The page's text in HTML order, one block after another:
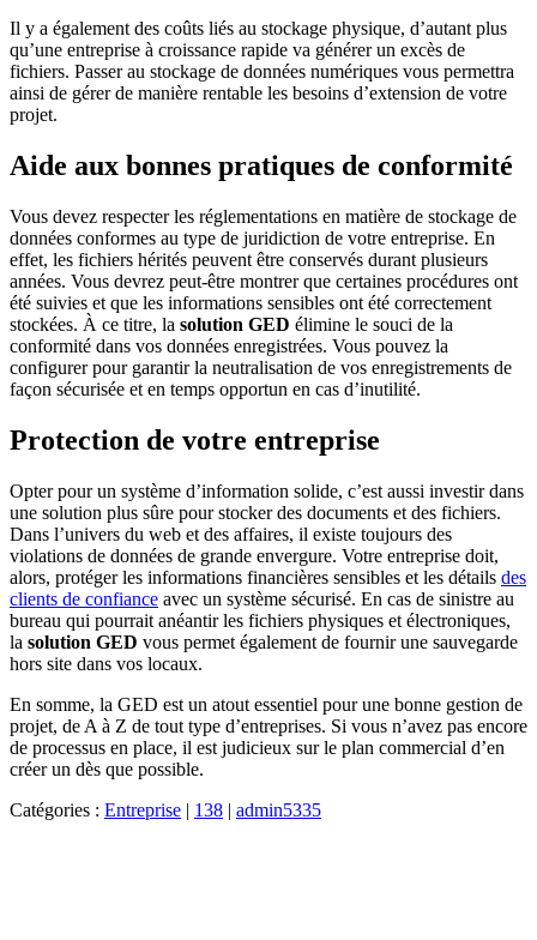
Il y a également des coûts liés au stockage physique, d’autant plus
qu’une entreprise à croissance rapide va générer un excès de
fichiers. Passer au stockage de données numériques vous permettra
ainsi de gérer de manière rentable les besoins d’extension de votre
projet.
Aide aux bonnes pratiques de conformité
Vous devez respecter les réglementations en matière de stockage de
données conformes au type de juridiction de votre entreprise. En
effet, les fichiers hérités peuvent être conservés durant plusieurs
années. Vous devrez peut-être montrer que certaines procédures ont
été suivies et que les informations sensibles ont été correctement
stockées. À ce titre, la solution GED élimine le souci de la
conformité dans vos données enregistrées. Vous pouvez la
configurer pour garantir la neutralisation de vos enregistrements de
façon sécurisée et en temps opportun en cas d’inutilité.
Protection de votre entreprise
Opter pour un système d’information solide, c’est aussi investir dans
une solution plus sûre pour stocker des documents et des fichiers.
Dans l’univers du web et des affaires, il existe toujours des
violations de données de grande envergure. Votre entreprise doit,
alors, protéger les informations financières sensibles et les détails des
clients de confiance avec un système sécurisé. En cas de sinistre au
bureau qui pourrait anéantir les fichiers physiques et électroniques,
la solution GED vous permet également de fournir une sauvegarde
hors site dans vos locaux.
En somme, la GED est un atout essentiel pour une bonne gestion de
projet, de A à Z de tout type d’entreprises. Si vous n’avez pas encore
de processus en place, il est judicieux sur le plan commercial d’en
créer un dès que possible.
Catégories : Entreprise | 138 | admin5335